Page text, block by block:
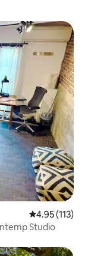
Calificación
4.95 (113)
Studio